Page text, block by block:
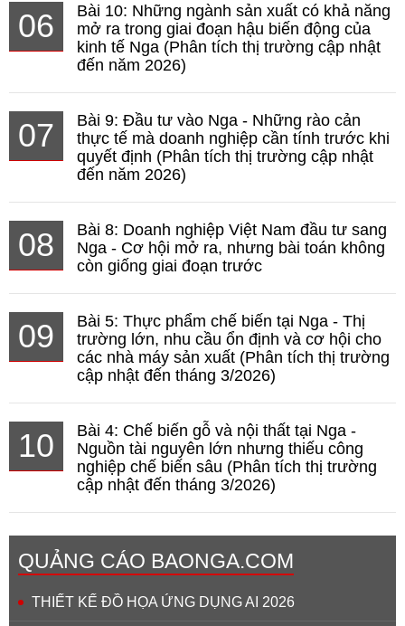
06
Bài 10: Những ngành sản xuất có khả năng
mở ra trong giai đoạn hậu biến động của
kinh tế Nga (Phân tích thị trường cập nhật
đến năm 2026)
07
Bài 9: Đầu tư vào Nga - Những rào cản
thực tế mà doanh nghiệp cần tính trước khi
quyết định (Phân tích thị trường cập nhật
đến năm 2026)
08
Bài 8: Doanh nghiệp Việt Nam đầu tư sang
Nga - Cơ hội mở ra, nhưng bài toán không
còn giống giai đoạn trước
09
Bài 5: Thực phẩm chế biến tại Nga - Thị
trường lớn, nhu cầu ổn định và cơ hội cho
các nhà máy sản xuất (Phân tích thị trường
cập nhật đến tháng 3/2026)
10
Bài 4: Chế biến gỗ và nội thất tại Nga -
Nguồn tài nguyên lớn nhưng thiếu công
nghiệp chế biến sâu (Phân tích thị trường
cập nhật đến tháng 3/2026)
QUẢNG CÁO BAONGA.COM
THIẾT KẾ ĐỒ HỌA ỨNG DỤNG AI 2026